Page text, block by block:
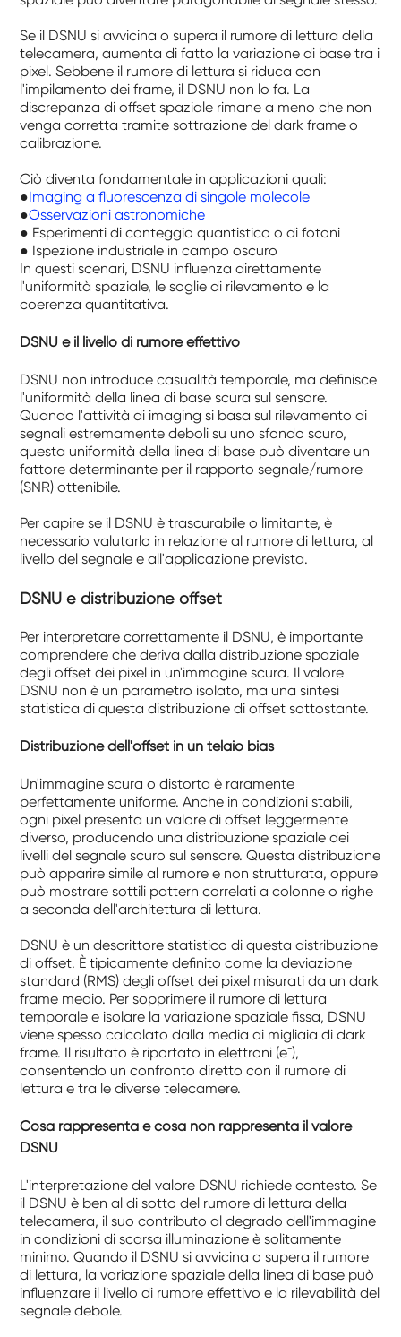
Se il DSNU si avvicina o supera il rumore di lettura della
telecamera, aumenta di fatto la variazione di base tra i
pixel. Sebbene il rumore di lettura si riduca con
l'impilamento dei frame, il DSNU non lo fa. La
discrepanza di offset spaziale rimane a meno che non
venga corretta tramite sottrazione del dark frame o
calibrazione.
Ciò diventa fondamentale in applicazioni quali:
●Imaging a fluorescenza di singole molecole
●Osservazioni astronomiche
● Esperimenti di conteggio quantistico o di fotoni
● Ispezione industriale in campo oscuro
In questi scenari, DSNU influenza direttamente
l'uniformità spaziale, le soglie di rilevamento e la
coerenza quantitativa.
DSNU e il livello di rumore effettivo
DSNU non introduce casualità temporale, ma definisce
l'uniformità della linea di base scura sul sensore.
Quando l'attività di imaging si basa sul rilevamento di
segnali estremamente deboli su uno sfondo scuro,
questa uniformità della linea di base può diventare un
fattore determinante per il rapporto segnale/rumore
(SNR) ottenibile.
Per capire se il DSNU è trascurabile o limitante, è
necessario valutarlo in relazione al rumore di lettura, al
livello del segnale e all'applicazione prevista.
DSNU e distribuzione offset
Per interpretare correttamente il DSNU, è importante
comprendere che deriva dalla distribuzione spaziale
degli offset dei pixel in un'immagine scura. Il valore
DSNU non è un parametro isolato, ma una sintesi
statistica di questa distribuzione di offset sottostante.
Distribuzione dell'offset in un telaio bias
Un'immagine scura o distorta è raramente
perfettamente uniforme. Anche in condizioni stabili,
ogni pixel presenta un valore di offset leggermente
diverso, producendo una distribuzione spaziale dei
livelli del segnale scuro sul sensore. Questa distribuzione
può apparire simile al rumore e non strutturata, oppure
può mostrare sottili pattern correlati a colonne o righe
a seconda dell'architettura di lettura.
DSNU è un descrittore statistico di questa distribuzione
di offset. È tipicamente definito come la deviazione
standard (RMS) degli offset dei pixel misurati da un dark
frame medio. Per sopprimere il rumore di lettura
temporale e isolare la variazione spaziale fissa, DSNU
viene spesso calcolato dalla media di migliaia di dark
frame. Il risultato è riportato in elettroni (e⁻),
consentendo un confronto diretto con il rumore di
lettura e tra le diverse telecamere.
Cosa rappresenta e cosa non rappresenta il valore
DSNU
L'interpretazione del valore DSNU richiede contesto. Se
il DSNU è ben al di sotto del rumore di lettura della
telecamera, il suo contributo al degrado dell'immagine
in condizioni di scarsa illuminazione è solitamente
minimo. Quando il DSNU si avvicina o supera il rumore
di lettura, la variazione spaziale della linea di base può
influenzare il livello di rumore effettivo e la rilevabilità del
segnale debole.